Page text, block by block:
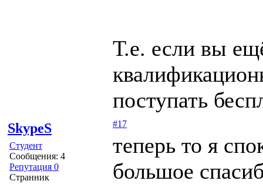
Т.е. если вы
поступать
SkypeS
Студент
Сообщения: 4
Репутация 0
Странник
#17
теперь то я
большое